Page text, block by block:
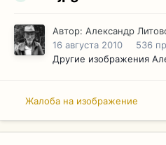
Автор: Александр
16 августа 2010
536
Другие изображения
Жалоба на изображение